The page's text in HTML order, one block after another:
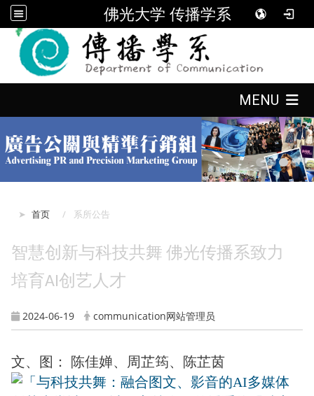
佛光大学 传播学系
MENU
首页 系所公告
智慧创新与科技共舞 佛光传播系致力
培育AI创艺人才
2024-06-19 communication网站管理员
文、图： 陈佳婵、周芷筠、陈芷茵